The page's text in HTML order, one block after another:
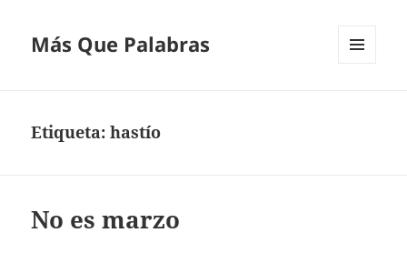
Más Que Palabras
Etiqueta:hastío
No es marzo